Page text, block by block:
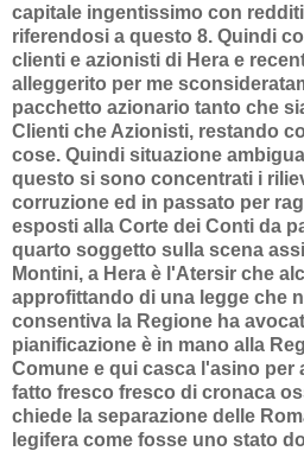
capitale ingentissimo con
riferendosi a questo 8. Quindi
clienti e azionisti di Hera e
alleggerito per me
pacchetto azionario tanto che
Clienti che Azionisti, restando
cose. Quindi situazione
questo si sono concentrati i
corruzione ed in passato per
esposti alla Corte dei Conti da
quarto soggetto sulla scena
Montini, a Hera è l'Atersir che
approfittando di una legge che
consentiva la Regione ha
pianificazione è in mano alla
Comune e qui casca l'asino per
fatto fresco fresco di cronaca
chiede la separazione delle
legifera come fosse uno stato